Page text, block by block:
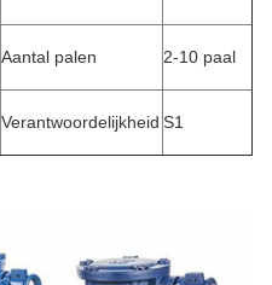
Aantal palen 2-10 paal
Verantwoordelijkheid S1